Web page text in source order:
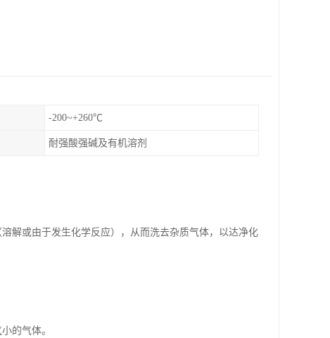
-200~+260℃
耐强酸强碱及有机溶剂
解或由于发生化学反应），从而洗去杂质气体，以达净化
的气体。